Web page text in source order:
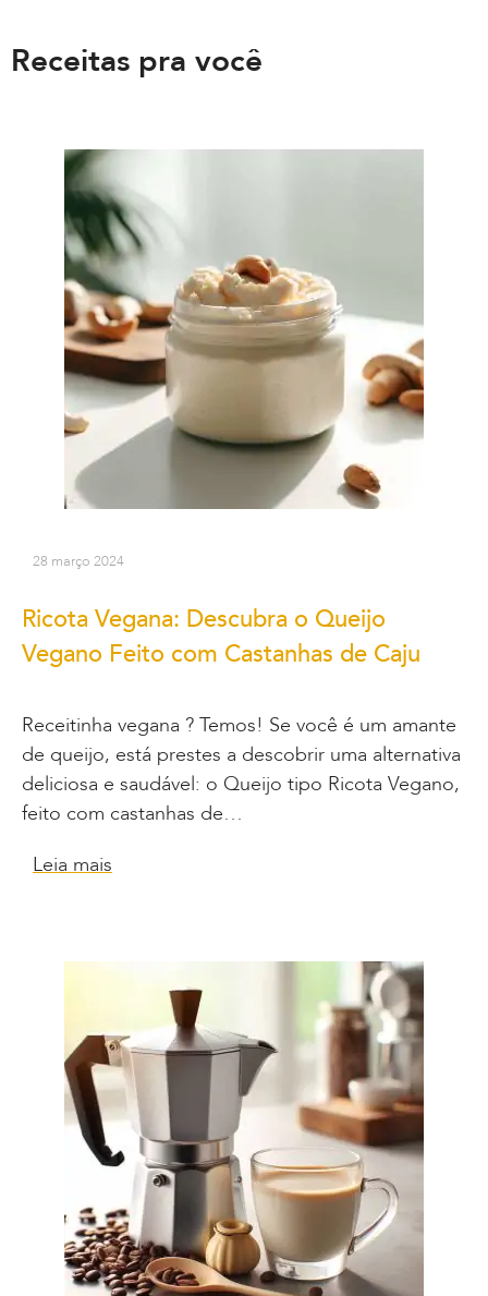
Receitas pra você
28 março 2024
Ricota Vegana: Descubra o Queijo
Vegano Feito com Castanhas de Caju
Receitinha vegana ? Temos! Se você é um amante
de queijo, está prestes a descobrir uma alternativa
deliciosa e saudável: o Queijo tipo Ricota Vegano,
feito com castanhas de…
Leia mais